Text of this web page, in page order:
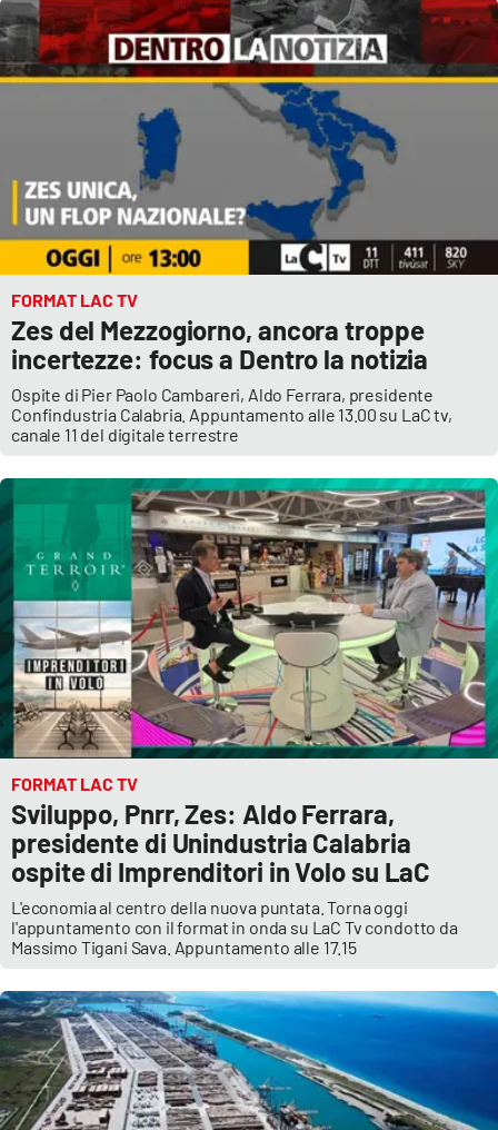
FORMAT LAC TV
Zes del Mezzogiorno, ancora troppe
incertezze: focus a Dentro la notizia
Ospite di Pier Paolo Cambareri, Aldo Ferrara, presidente
Confindustria Calabria. Appuntamento alle 13.00 su LaC tv,
canale 11 del digitale terrestre
FORMAT LAC TV
Sviluppo, Pnrr, Zes: Aldo Ferrara,
presidente di Unindustria Calabria
ospite di Imprenditori in Volo su LaC
L'economia al centro della nuova puntata. Torna oggi
l'appuntamento con il format in onda su LaC Tv condotto da
Massimo Tigani Sava. Appuntamento alle 17.15